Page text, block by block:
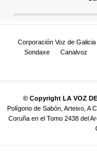
Corporación Voz de Galicia
Sondaxe
Canalvoz
© Copyright LA VOZ
Polígono de Sabón, Arteixo, A
Coruña en el Tomo 2438 del